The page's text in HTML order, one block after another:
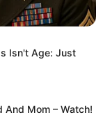
Isn't Age: Just
And Mom – Watch!